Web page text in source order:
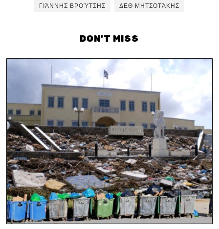
ΓΙΆΝΝΗΣ ΒΡΟΎΤΣΗΣ ΔΕΘ ΜΗΤΣΟΤΆΚΗΣ
DON'T MISS